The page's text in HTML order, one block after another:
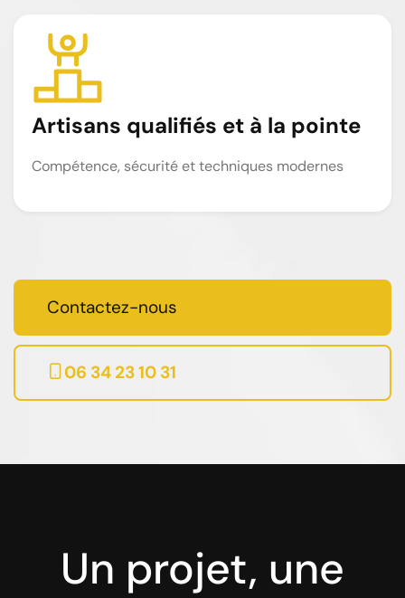
Artisans qualifiés et à la pointe
Compétence, sécurité et techniques modernes
Contactez-nous
06 34 23 10 31
Un projet, une